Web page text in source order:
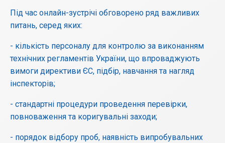
Під час онлайн-зустрічі обговорено ряд важливих
питань, серед яких:
- кількість персоналу для контролю за виконанням
технічних регламентів України, що впроваджують
вимоги директиви ЄС, підбір, навчання та нагляд
інспекторів;
- стандартні процедури проведення перевірки,
повноваження та коригувальні заходи;
- порядок відбору проб, наявність випробувальних